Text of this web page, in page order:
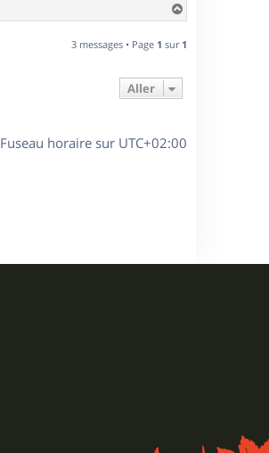
a
t
3 messages • Page 1 sur 1
Aller
Fuseau horaire sur UTC+02:00